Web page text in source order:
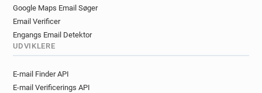
Google Maps Email Søger
Email Verificer
Engangs Email Detektor
UDVIKLERE
E-mail Finder API
E-mail Verificerings API